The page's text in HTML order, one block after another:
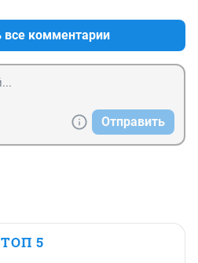
все комментарии
Отправить
ТОП 5